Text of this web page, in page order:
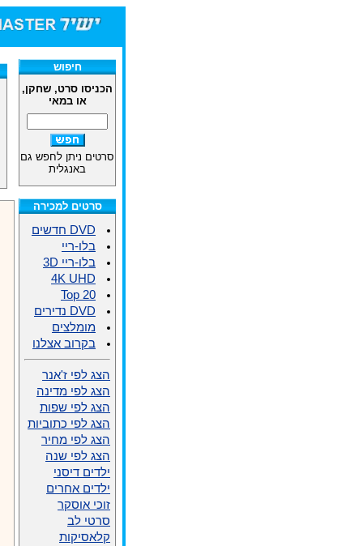
חיפוש
הכניסו סרט, שחקן,
או במאי
סרטים ניתן לחפש גם
באנגלית
סרטים למכירה
DVD חדשים
בלו-ריי
בלו-ריי 3D
4K UHD
Top 20
DVD נדירים
מומלצים
בקרוב אצלנו
הצג לפי ז'אנר
הצג לפי מדינה
הצג לפי שפות
הצג לפי כתוביות
הצג לפי מחיר
הצג לפי שנה
ילדים דיסני
ילדים אחרים
זוכי אוסקר
סרטי לב
קלאסיקות